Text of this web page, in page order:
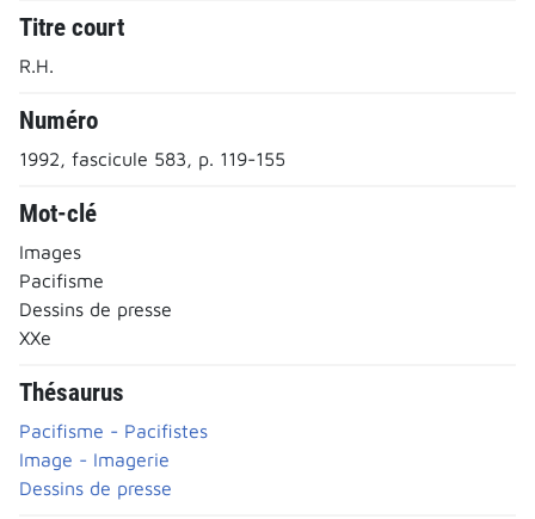
Titre court
R.H.
Numéro
1992, fascicule 583, p. 119-155
Mot-clé
Images
Pacifisme
Dessins de presse
XXe
Thésaurus
Pacifisme - Pacifistes
Image - Imagerie
Dessins de presse